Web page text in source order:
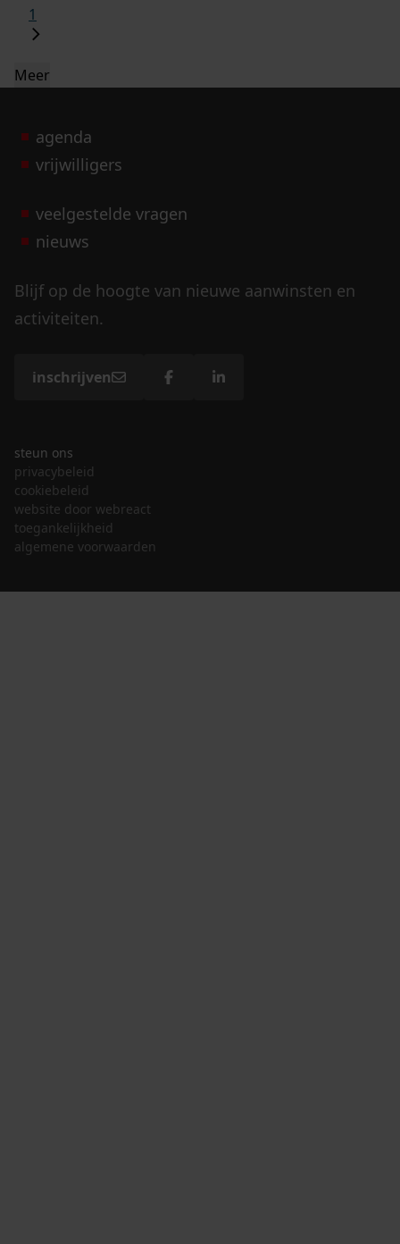
1
Meer
agenda
vrijwilligers
veelgestelde vragen
nieuws
Blijf op de hoogte van nieuwe aanwinsten en
activiteiten.
inschrijven
steun ons
privacybeleid
cookiebeleid
website door webreact
toegankelijkheid
algemene voorwaarden